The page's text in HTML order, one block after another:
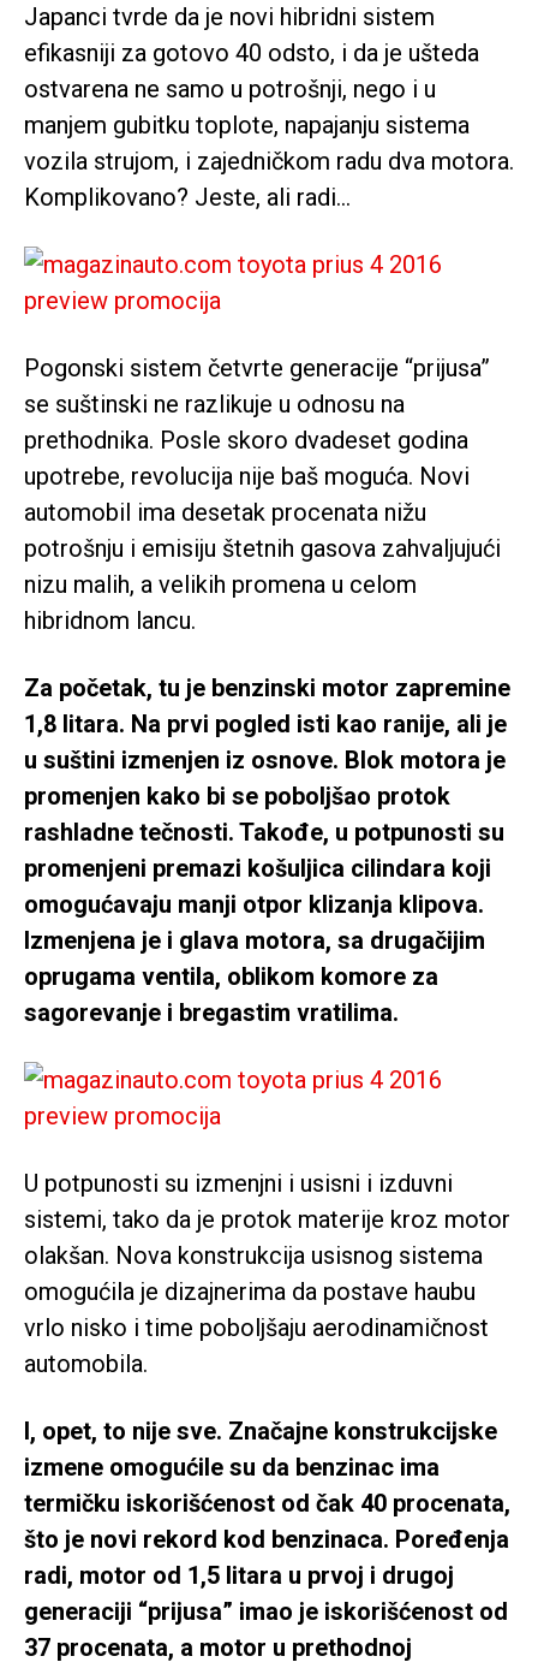
Japanci tvrde da je novi hibridni sistem
efikasniji za gotovo 40 odsto, i da je ušteda
ostvarena ne samo u potrošnji, nego i u
manjem gubitku toplote, napajanju sistema
vozila strujom, i zajedničkom radu dva motora.
Komplikovano? Jeste, ali radi…
Pogonski sistem četvrte generacije “prijusa”
se suštinski ne razlikuje u odnosu na
prethodnika. Posle skoro dvadeset godina
upotrebe, revolucija nije baš moguća. Novi
automobil ima desetak procenata nižu
potrošnju i emisiju štetnih gasova zahvaljujući
nizu malih, a velikih promena u celom
hibridnom lancu.
Za početak, tu je benzinski motor zapremine
1,8 litara. Na prvi pogled isti kao ranije, ali je
u suštini izmenjen iz osnove. Blok motora je
promenjen kako bi se poboljšao protok
rashladne tečnosti. Takođe, u potpunosti su
promenjeni premazi košuljica cilindara koji
omogućavaju manji otpor klizanja klipova.
Izmenjena je i glava motora, sa drugačijim
oprugama ventila, oblikom komore za
sagorevanje i bregastim vratilima.
U potpunosti su izmenjni i usisni i izduvni
sistemi, tako da je protok materije kroz motor
olakšan. Nova konstrukcija usisnog sistema
omogućila je dizajnerima da postave haubu
vrlo nisko i time poboljšaju aerodinamičnost
automobila.
I, opet, to nije sve. Značajne konstrukcijske
izmene omogućile su da benzinac ima
termičku iskorišćenost od čak 40 procenata,
što je novi rekord kod benzinaca. Poređenja
radi, motor od 1,5 litara u prvoj i drugoj
generaciji “prijusa” imao je iskorišćenost od
37 procenata, a motor u prethodnoj